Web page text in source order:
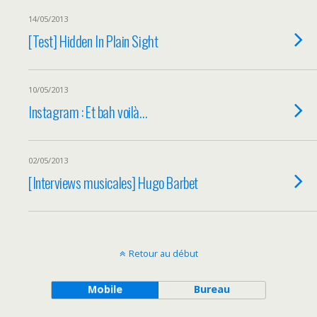
14/05/2013
[Test] Hidden In Plain Sight
10/05/2013
Instagram : Et bah voilà…
02/05/2013
[Interviews musicales] Hugo Barbet
Retour au début
Mobile Bureau